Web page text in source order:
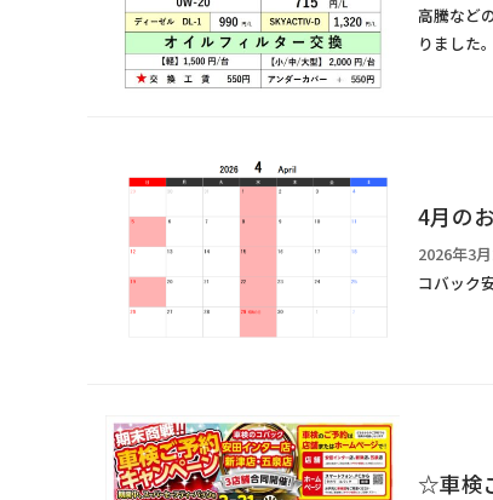
高騰など
りました
4月の
2026年3
コバック
☆車検